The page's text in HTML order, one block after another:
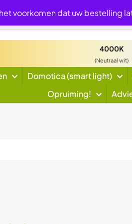
4000K
(Neutraal wit)
Domotica (smart light)
Opruiming!
voorkomen dat uw bestelling